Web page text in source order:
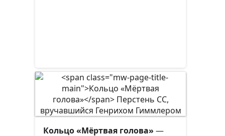
Кольцо «Мёртвая голова» —